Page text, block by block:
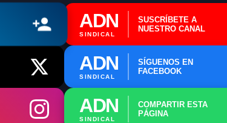
ADN
SINDICAL
SUSCRÍBETE A
NUESTRO CANAL
ADN
SINDICAL
SÍGUENOS EN
FACEBOOK
ADN
SINDICAL
COMPARTIR ESTA
PÁGINA